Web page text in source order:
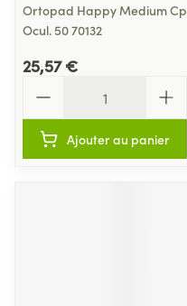
Ortopad Happy Medium Cp
Ocul. 50 70132
25,57 €
Ajouter au panier